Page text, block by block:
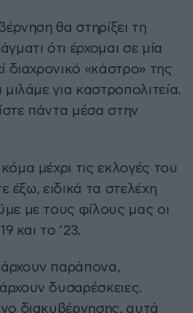
θα στηρίξει τη
ότι έρχομαι σε μία
διαχρονικό «κάστρο» της
για καστροπολιτεία.
πάντα μέσα στην
μέχρι τις εκλογές του
έξω, ειδικά τα στελέχη
με τους φίλους μας οι
και το ’23.
παράπονα,
δυσαρέσκειες.
διακυβέρνησης, αυτά